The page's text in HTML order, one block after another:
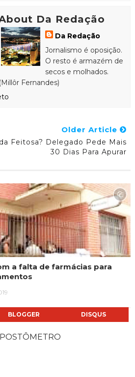
Da Redação
Da Redação
Jornalismo é oposição.
O resto é armazém de
secos e molhados.
(Millôr Fernandes)
Older Article
Feitosa? Delegado Pede Mais
30 Dias Para Apurar
a falta de farmácias para
BLOGGER DISQUS